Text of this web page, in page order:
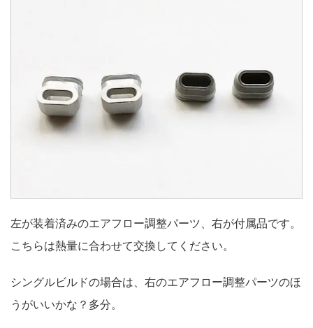
左が装着済みのエアフロー調整パーツ、右が付属品です。
こちらは熱量に合わせて交換してください。
シングルビルドの場合は、右のエアフロー調整パーツのほ
うがいいかな？多分。